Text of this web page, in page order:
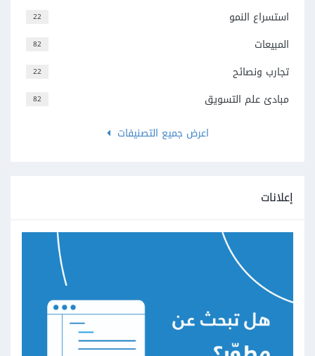
22 استسراع النمو
82 المبيعات
22 تجارب ونصائح
82
مبادئ علم التسويق
اعرض جميع التصنيفات
إعلانات